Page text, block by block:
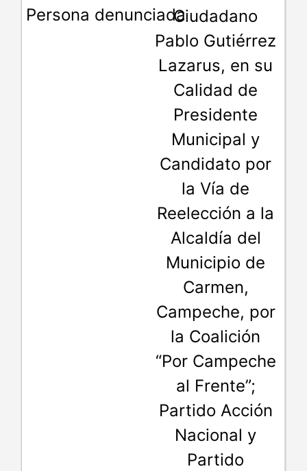
Ciudadano
Pablo Gutiérrez
Lazarus, en su
Calidad de
Presidente
Municipal y
Candidato por
la Vía de
Reelección a la
Alcaldía del
Municipio de
Carmen,
Campeche, por
la Coalición
“Por Campeche
al Frente”;
Partido Acción
Nacional y
Partido